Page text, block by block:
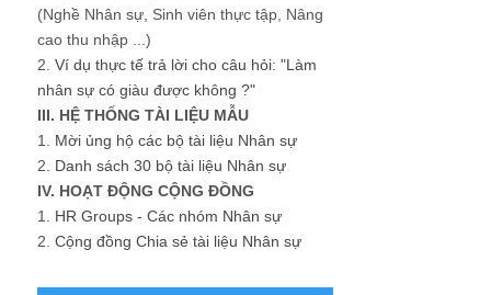
(Nghề Nhân sự, Sinh viên thực tập, Nâng
cao thu nhập ...)
2. Ví dụ thực tế trả lời cho câu hỏi: "Làm
nhân sự có giàu được không ?"
III. HỆ THỐNG TÀI LIỆU MẪU
1. Mời ủng hộ các bộ tài liệu Nhân sự
2. Danh sách 30 bộ tài liệu Nhân sự
IV. HOẠT ĐỘNG CỘNG ĐỒNG
1. HR Groups - Các nhóm Nhân sự
2. Cộng đồng Chia sẻ tài liệu Nhân sự